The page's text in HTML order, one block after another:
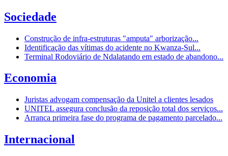
Sociedade
Construção de infra-estruturas "amputa" arborização...
Identificação das vítimas do acidente no Kwanza-Sul...
Terminal Rodoviário de Ndalatando em estado de abandono...
Economia
Juristas advogam compensação da Unitel a clientes lesados
UNITEL assegura conclusão da reposição total dos serviços...
Arranca primeira fase do programa de pagamento parcelado...
Internacional